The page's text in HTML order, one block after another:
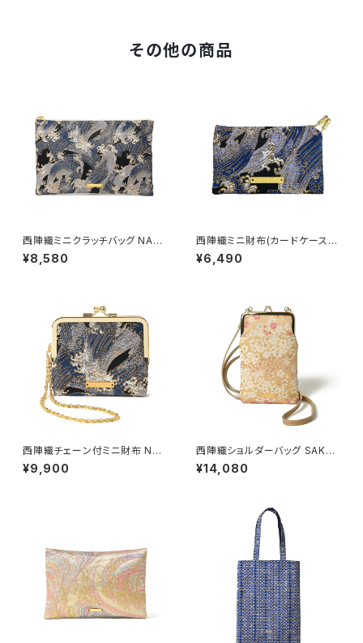
その他の商品
西陣織ミニクラッチバッグ NAMI
/ NMC19【人気商品】
¥8,580
西陣織ミニ財布(カードケース)
NAMI / NCC11【人気商品】
¥6,490
西陣織チェーン付ミニ財布 NA
MI / NWS10
¥9,900
西陣織ショルダーバッグ SAKU
RA / NSS1
¥14,080